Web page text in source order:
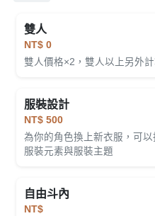
雙人
NT$ 0
雙人價格×2，雙人以上另外
服裝設計
NT$ 500
為你的角色換上新衣服，可以
服裝元素與服裝主題
自由斗內
NT$